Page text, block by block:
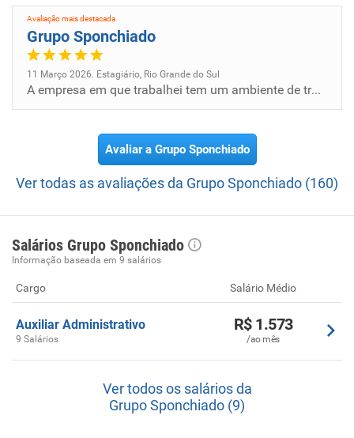
Avaliação mais destacada
Grupo Sponchiado
11 Março 2026. Estagiário, Rio Grande do Sul
A empresa em que trabalhei tem um ambiente de trabalho tradicional e com estruturas bem definidas, o que traz uma certa...
Avaliar a Grupo Sponchiado
Ver todas as avaliações da Grupo Sponchiado (160)
Salários Grupo Sponchiado
Informação baseada em 9 salários
Cargo Salário Médio
Auxiliar Administrativo
9 Salários
R$ 1.573
/ao mês
Ver todos os salários da
Grupo Sponchiado (9)